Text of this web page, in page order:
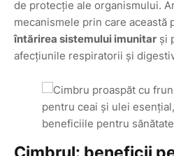
de protecție ale organismului.
mecanismele prin care această
întărirea sistemului imunitar și
afecțiunile respiratorii și